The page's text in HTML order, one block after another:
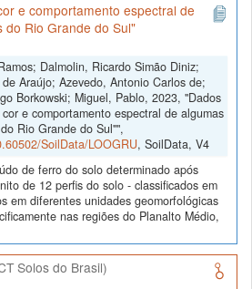
e comportamento espectral de
do Rio Grande do Sul"
Dalmolin, Ricardo Simão Diniz;
Araújo; Azevedo, Antonio Carlos de;
Borkowski; Miguel, Pablo, 2023, "Dados
e comportamento espectral de algumas
Rio Grande do Sul"",
SoilData/LOOGRU, SoilData, V4
de ferro do solo determinado após
de 12 perfis do solo - classificados em
em diferentes unidades geomorfológicas
nas regiões do Planalto Médio,
Solos do Brasil)